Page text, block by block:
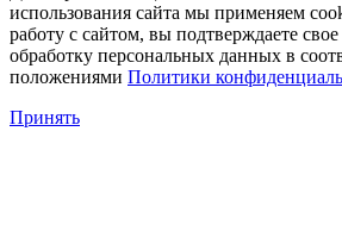
использования сайта мы применяем
работу с сайтом, вы подтверждаете свое
обработку персональных данных в
положениями Политики
Принять